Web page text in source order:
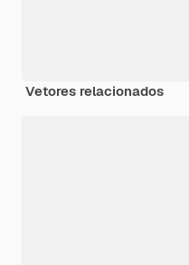
Vetores relacionados